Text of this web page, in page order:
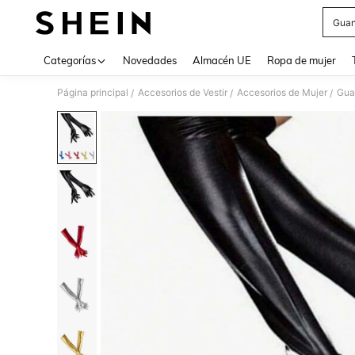
Categorías Novedades Almacén UE Ropa de mujer
Página principal / Accesorios de Vestir / Accesorios de Mujer /